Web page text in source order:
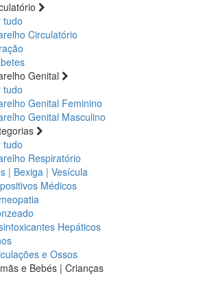
tudo
Circulatório
Genital
tudo
Genital Feminino
Genital Masculino
tudo
Respiratório
| Bexiga | Vesícula
Médicos
Hepáticos
e Ossos
e Bebés | Crianças